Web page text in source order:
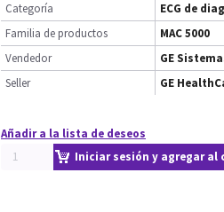
Categoría
ECG de
Familia de productos
MAC 5000
Vendedor
GE
Seller
GE
Añadir a la lista de deseos
Iniciar sesión y agregar al